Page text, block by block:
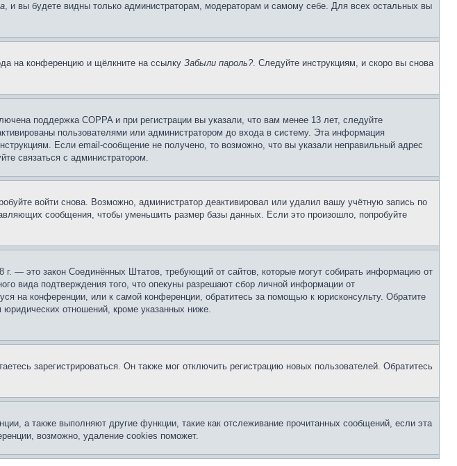
, и вы будете видны только администраторам, модераторам и самому себе. Для всех остальных вы
на конференцию и щёлкните на ссылку Забыли пароль?. Следуйте инструкциям, и скоро вы снова
поддержка COPPA и при регистрации вы указали, что вам менее 13 лет, следуйте
пользователями или администратором до входа в систему. Эта информация
Если email-сообщение не получено, то возможно, что вы указали неправильный адрес
связаться с администратором.
войти снова. Возможно, администратор деактивировал или удалил вашу учётную запись по
сообщения, чтобы уменьшить размер базы данных. Если это произошло, попробуйте
— это закон Соединённых Штатов, требующий от сайтов, которые могут собирать информацию от
вида подтверждения того, что опекуны разрешают сбор личной информации от
на конференции, или к самой конференции, обратитесь за помощью к юрисконсульту. Обратите
отношений, кроме указанных ниже.
зарегистрироваться. Он также мог отключить регистрацию новых пользователей. Обратитесь
а также выполняют другие функции, такие как отслеживание прочитанных сообщений, если эта
возможно, удаление cookies поможет.